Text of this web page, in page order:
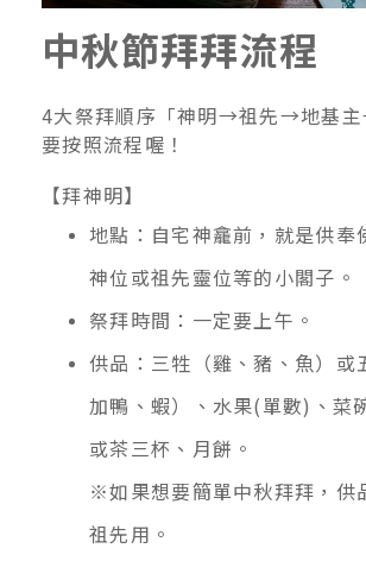
中秋節拜拜流程
4大祭拜順序「神明→祖先→地基
要按照流程喔！
【拜神明】
地點：自宅神龕前，就是供奉
神位或祖先靈位等的小閣子。
祭拜時間：一定要上午。
供品：三牲（雞、豬、魚）或
加鴨、蝦）、水果(單數)、菜
或茶三杯、月餅。
※如果想要簡單中秋拜拜，供
祖先用。